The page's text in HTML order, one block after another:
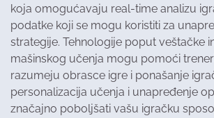
koja omogućavaju real-time analizu
podatke koji se mogu koristiti za
strategije. Tehnologije poput veštačke
mašinskog učenja mogu pomoći
razumeju obrasce igre i ponašanje
personalizacija učenja i unapređenje
značajno poboljšati vašu igračku